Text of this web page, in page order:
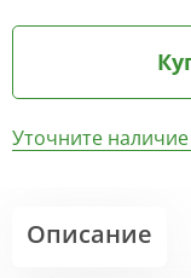
Уточните
Описание